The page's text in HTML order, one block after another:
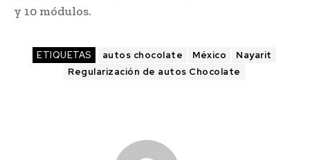
y 10 módulos.
ETIQUETAS autos chocolate México
Nayarit
Regularización de autos Chocolate